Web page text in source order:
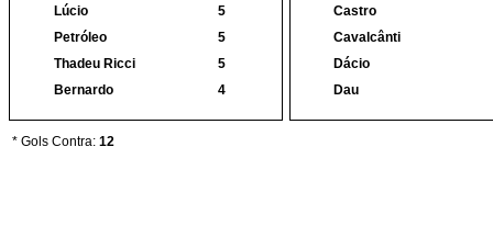
Lúcio
5
Castro
Petróleo
5
Cavalcânti
Thadeu Ricci
5
Dácio
Bernardo
4 Dau
* Gols Contra: 12